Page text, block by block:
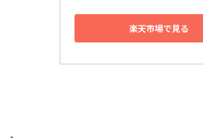
楽天市場で見る